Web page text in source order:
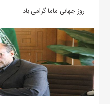
روز جهانی ماما گرامی باد